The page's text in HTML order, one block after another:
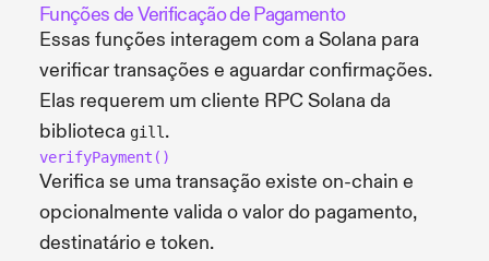
Funções de Verificação de Pagamento
Essas funções interagem com a Solana para
verificar transações e aguardar confirmações.
Elas requerem um cliente RPC Solana da
biblioteca gill .
verifyPayment()
Verifica se uma transação existe on-chain e
opcionalmente valida o valor do pagamento,
destinatário e token.